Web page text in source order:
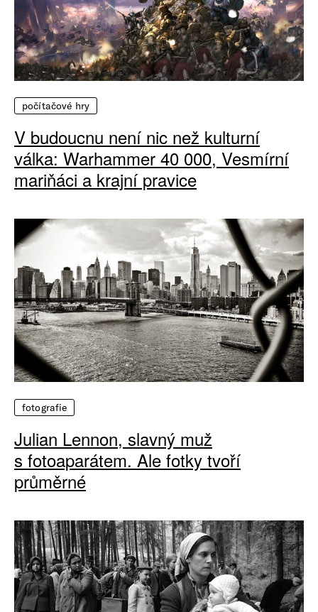
počítačové hry
V budoucnu není nic než kulturní
válka: Warhammer 40 000, Vesmírní
mariňáci a krajní pravice
fotografie
Julian Lennon, slavný muž
s fotoaparátem. Ale fotky tvoří
průměrné